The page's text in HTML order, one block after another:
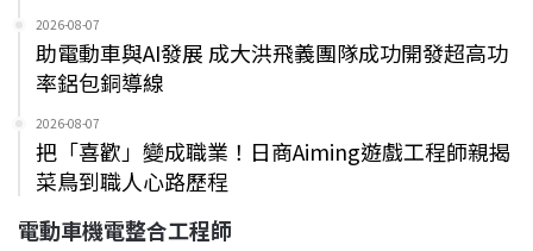
2026-08-07
助電動車與AI發展 成大洪飛義團隊成功開發超高功
率鋁包銅導線
2026-08-07
把「喜歡」變成職業！日商Aiming遊戲工程師親揭
菜鳥到職人心路歷程
電動車機電整合工程師